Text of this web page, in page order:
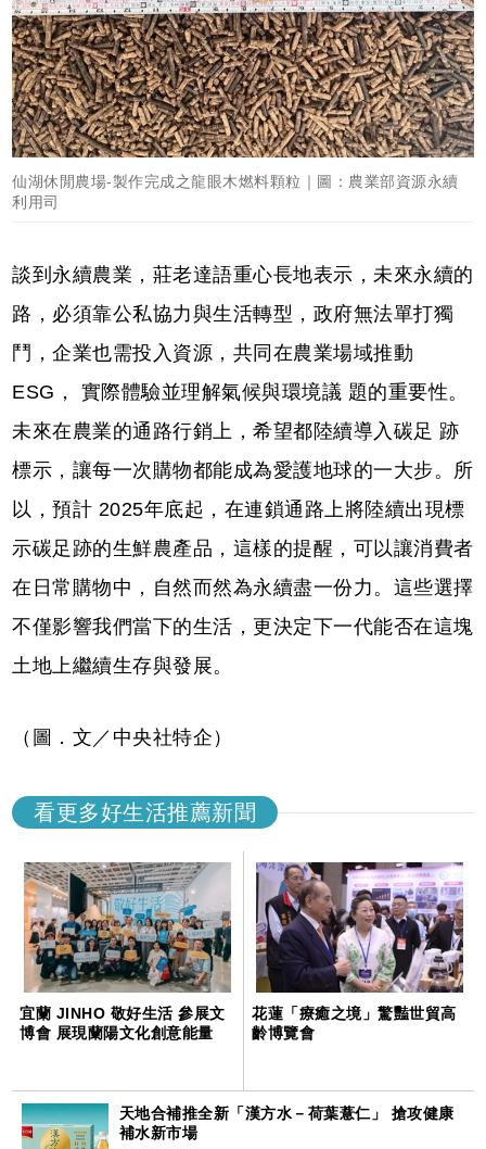
仙湖休閒農場-製作完成之龍眼木燃料顆粒｜圖：農業部資源永續
利用司
談到永續農業，莊老達語重心長地表示，未來永續的
路，必須靠公私協力與生活轉型，政府無法單打獨
鬥，企業也需投入資源，共同在農業場域推動
ESG， 實際體驗並理解氣候與環境議 題的重要性。
未來在農業的通路行銷上，希望都陸續導入碳足 跡
標示，讓每一次購物都能成為愛護地球的一大步。所
以，預計 2025年底起，在連鎖通路上將陸續出現標
示碳足跡的生鮮農產品，這樣的提醒，可以讓消費者
在日常購物中，自然而然為永續盡一份力。這些選擇
不僅影響我們當下的生活，更決定下一代能否在這塊
土地上繼續生存與發展。
（圖．文／中央社特企）
看更多好生活推薦新聞
宜蘭 JINHO 敬好生活 參展文
博會 展現蘭陽文化創意能量
花蓮「療癒之境」驚豔世貿高
齡博覽會
天地合補推全新「漢方水－荷葉薏仁」 搶攻健康
補水新市場